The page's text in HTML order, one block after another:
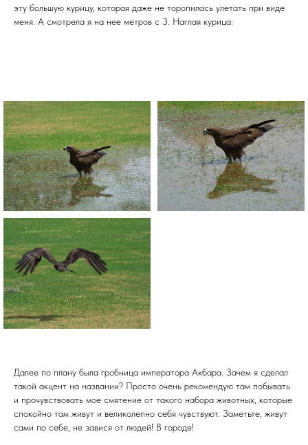
эту большую курицу, которая даже не торопилась улетать при виде
меня. А смотрела я на нее метров с 3. Наглая курица:
Далее по плану была гробница императора Акбара. Зачем я сделал
такой акцент на названии? Просто очень рекомендую там побывать
и прочувствовать мое смятение от такого набора животных, которые
спокойно там живут и великолепно себя чувствуют. Заметьте, живут
сами по себе, не завися от людей! В городе!